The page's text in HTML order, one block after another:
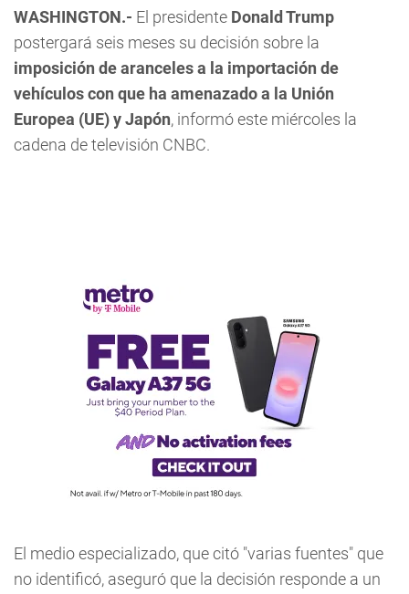
WASHINGTON.- El presidente Donald Trump
postergará seis meses su decisión sobre la
imposición de aranceles a la importación de
vehículos con que ha amenazado a la Unión
Europea (UE) y Japón, informó este miércoles la
cadena de televisión CNBC.
El medio especializado, que citó "varias fuentes" que
no identificó, aseguró que la decisión responde a un